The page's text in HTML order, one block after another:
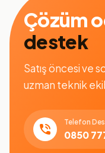
Çözüm
destek
Satış öncesi ve
uzman teknik
Telefon
0850